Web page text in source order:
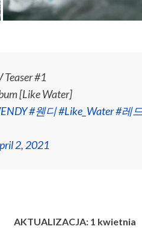
Teaser #1
[Like Water]
#웬디#Like_Water#레
2, 2021
AKTUALIZACJA: 1 kwietnia